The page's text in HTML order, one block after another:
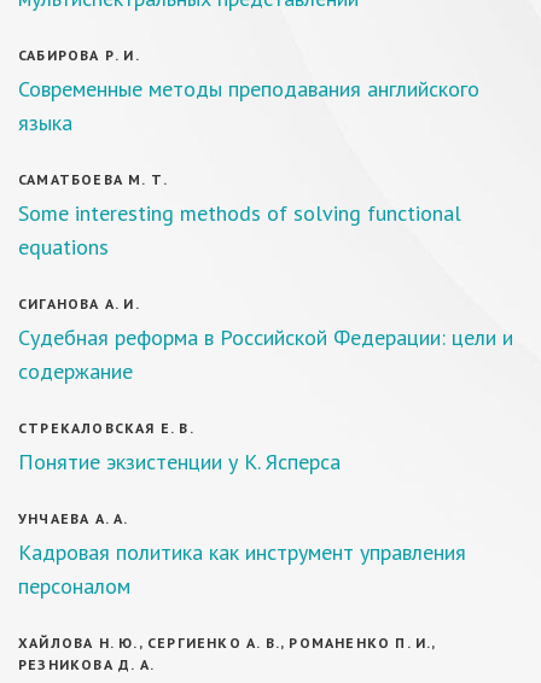
САБИРОВА Р. И.
Современные методы преподавания английского
языка
САМАТБОЕВА М. Т.
Some interesting methods of solving functional
equations
СИГАНОВА А. И.
Судебная реформа в Российской Федерации: цели и
содержание
СТРЕКАЛОВСКАЯ Е. В.
Понятие экзистенции у К. Ясперса
УНЧАЕВА А. А.
Кадровая политика как инструмент управления
персоналом
ХАЙЛОВА Н. Ю., СЕРГИЕНКО А. В., РОМАНЕНКО П. И.,
РЕЗНИКОВА Д. А.